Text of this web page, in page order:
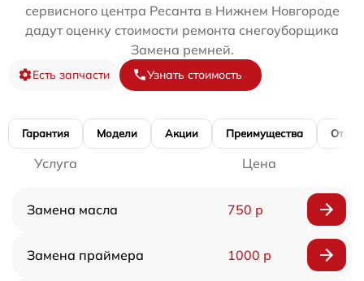
сервисного центра Ресанта в Нижнем Новгороде
дадут оценку стоимости ремонта снегоуборщика
Замена ремней.
Есть запчасти Узнать стоимость
Гарантия Модели Акции Преимущества
Услуга Цена
Замена масла 750 р
Замена праймера 1000 р